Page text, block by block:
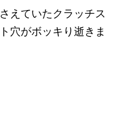
えていたクラッチス
穴がボッキり逝きま